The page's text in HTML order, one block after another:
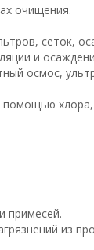
очищения.
сеток,
и
осмос,
помощью хлора,
примесей.
из